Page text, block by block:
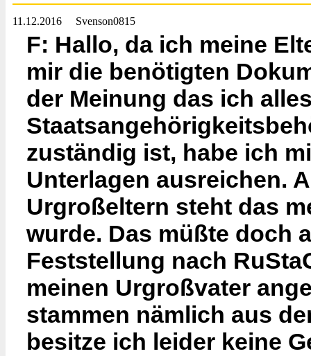
11.12.2016 Svenson0815
F: Hallo, da ich meine
mir die benötigten
der Meinung das ich
zuständig ist, habe ich
Unterlagen ausreichen.
Urgroßeltern steht das
wurde. Das müßte doch
Feststellung nach
meinen Urgroßvater
stammen nämlich aus
besitze ich leider keine